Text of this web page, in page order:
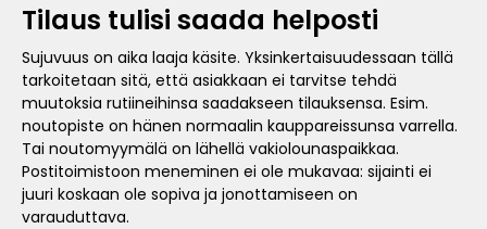
Tilaus tulisi saada helposti
Sujuvuus on aika laaja käsite. Yksinkertaisuudessaan tällä
tarkoitetaan sitä, että asiakkaan ei tarvitse tehdä
muutoksia rutiineihinsa saadakseen tilauksensa. Esim.
noutopiste on hänen normaalin kauppareissunsa varrella.
Tai noutomyymälä on lähellä vakiolounaspaikkaa.
Postitoimistoon meneminen ei ole mukavaa: sijainti ei
juuri koskaan ole sopiva ja jonottamiseen on
varauduttava.